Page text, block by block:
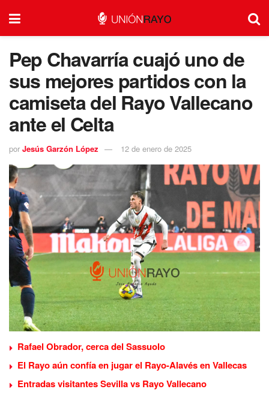
Pep Chavarría cuajó uno de
sus mejores partidos con la
camiseta del Rayo Vallecano
ante el Celta
por Jesús Garzón López 12 de enero de 2025
Rafael Obrador, cerca del Sassuolo
El Rayo aún confía en jugar el Rayo-Alavés en Vallecas
Entradas visitantes Sevilla vs Rayo Vallecano